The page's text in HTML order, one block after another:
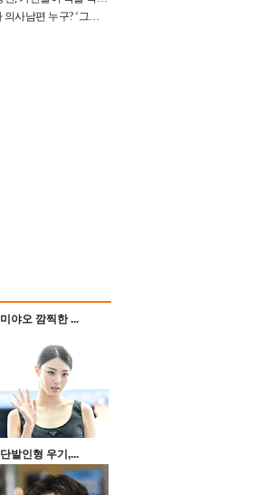
재혼 강성연 ♥2살 연하 의사남편 누구? ‘그알’ 자문의에 훈남 비주얼 초엘리트 스펙 [종합]
미야오 깜찍한 ...
단발인형 우기,...